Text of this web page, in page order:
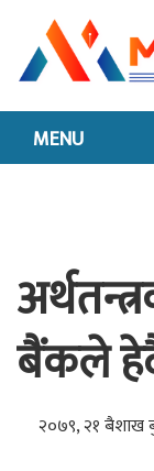
MENU
बैंकले
२०७९, २१ बैशाख